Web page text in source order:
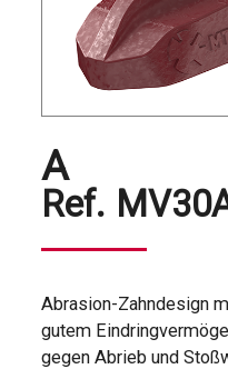
A
Ref.
Abrasion-Zahndesign
gutem
gegen Abrieb und